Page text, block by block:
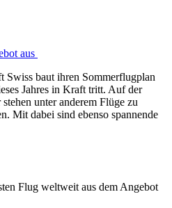
aus
Swiss baut ihren Sommerflugplan
Jahres in Kraft tritt. Auf der
unter anderem Flüge zu
Mit dabei sind ebenso spannende
Flug weltweit aus dem Angebot